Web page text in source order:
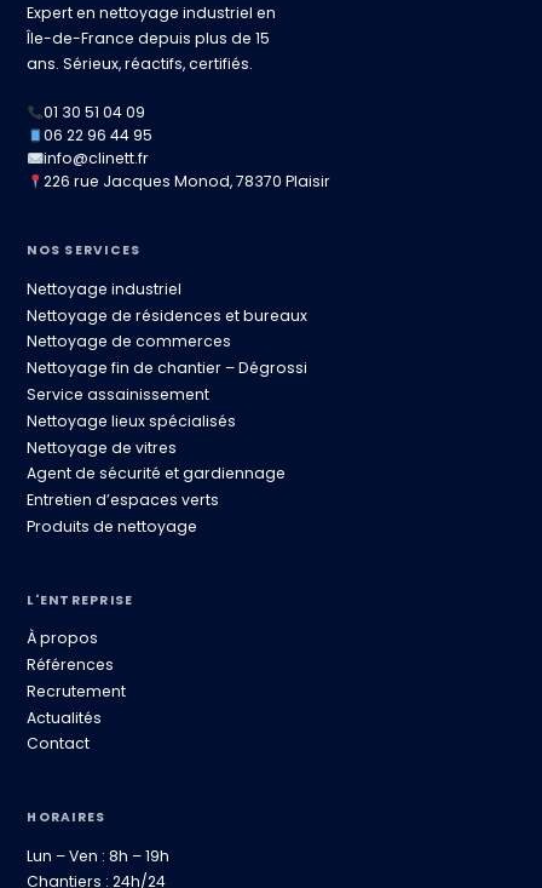
Expert en nettoyage industriel en
Île-de-France depuis plus de 15
ans. Sérieux, réactifs, certifiés.
01 30 51 04 09
06 22 96 44 95
info@clinett.fr
226 rue Jacques Monod, 78370 Plaisir
NOS SERVICES
Nettoyage industriel
Nettoyage de résidences et bureaux
Nettoyage de commerces
Nettoyage fin de chantier – Dégrossi
Service assainissement
Nettoyage lieux spécialisés
Nettoyage de vitres
Agent de sécurité et gardiennage
Entretien d’espaces verts
Produits de nettoyage
L'ENTREPRISE
À propos
Références
Recrutement
Actualités
Contact
HORAIRES
Lun – Ven : 8h – 19h
Chantiers : 24h/24